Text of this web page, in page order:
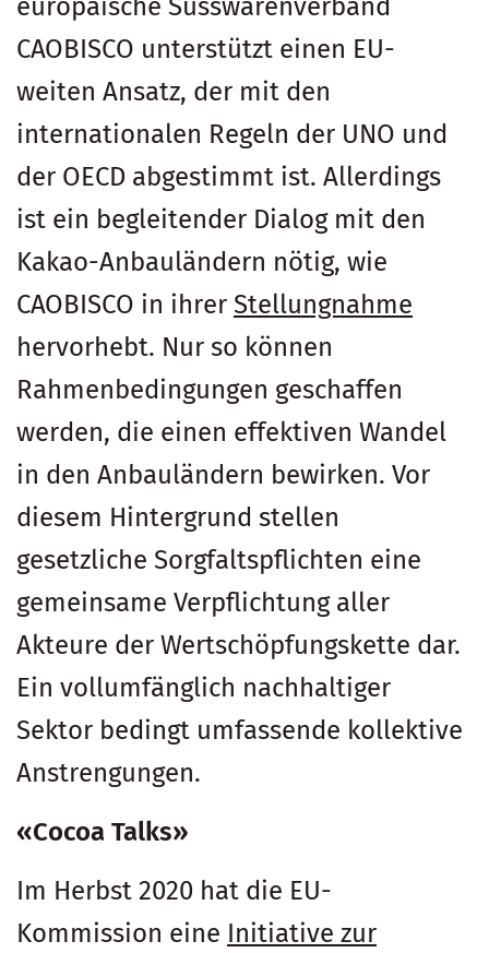
europäische Süsswarenverband
CAOBISCO unterstützt einen EU-
weiten Ansatz, der mit den
internationalen Regeln der UNO und
der OECD abgestimmt ist. Allerdings
ist ein begleitender Dialog mit den
Kakao-Anbauländern nötig, wie
CAOBISCO in ihrer Stellungnahme
hervorhebt. Nur so können
Rahmenbedingungen geschaffen
werden, die einen effektiven Wandel
in den Anbauländern bewirken. Vor
diesem Hintergrund stellen
gesetzliche Sorgfaltspflichten eine
gemeinsame Verpflichtung aller
Akteure der Wertschöpfungskette dar.
Ein vollumfänglich nachhaltiger
Sektor bedingt umfassende kollektive
Anstrengungen.
«Cocoa Talks»
Im Herbst 2020 hat die EU-
Kommission eine Initiative zur